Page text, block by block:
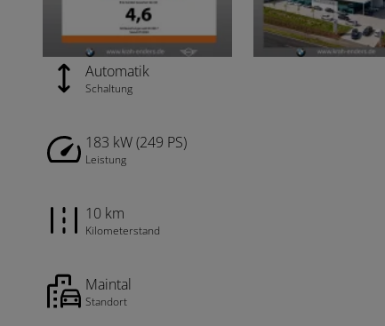
Automatik
Schaltung
183 kW (249 PS)
Leistung
10 km
Kilometerstand
Maintal
Standort